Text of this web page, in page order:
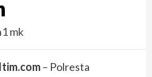
mk
– Polresta